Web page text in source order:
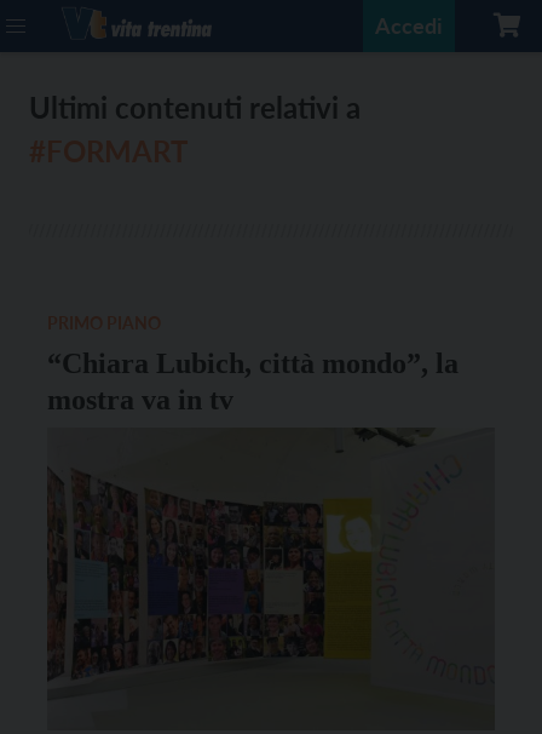
Accedi
Ultimi contenuti relativi a
“Chiara Lubich, città mondo”, la
mostra va in tv